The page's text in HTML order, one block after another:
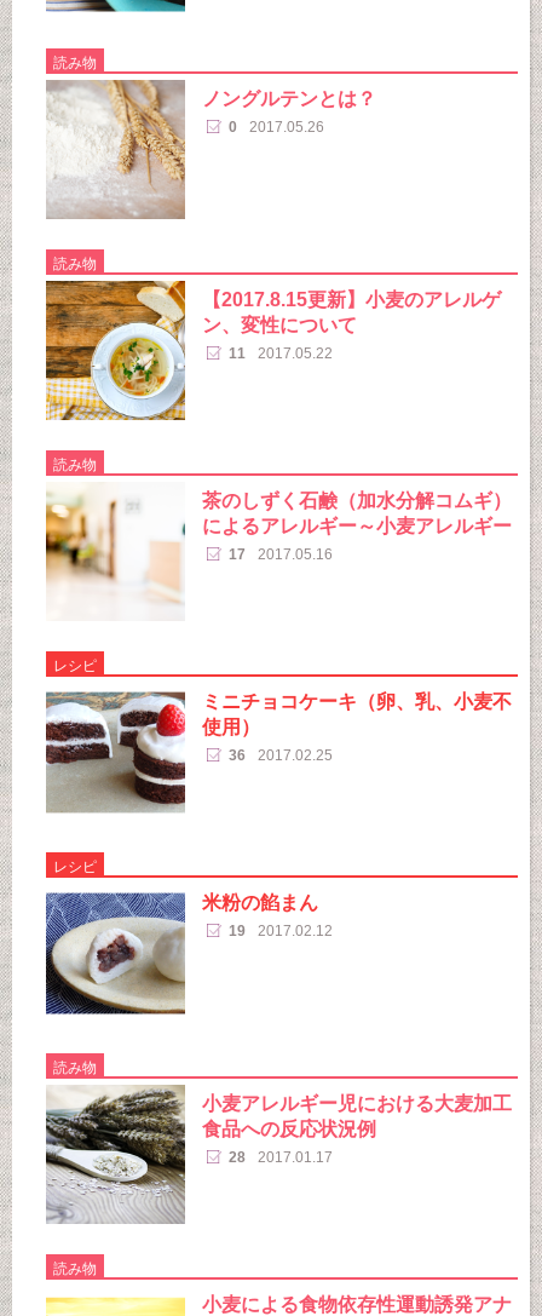
読み物
ノングルテンとは？
0 2017.05.26
読み物
【2017.8.15更新】小麦のアレルゲ
ン、変性について
11 2017.05.22
読み物
茶のしずく石鹸（加水分解コムギ）
によるアレルギー～小麦アレルギー
17 2017.05.16
レシピ
ミニチョコケーキ（卵、乳、小麦不
使用）
36 2017.02.25
レシピ
米粉の餡まん
19 2017.02.12
読み物
小麦アレルギー児における大麦加工
食品への反応状況例
28 2017.01.17
読み物
小麦による食物依存性運動誘発アナ